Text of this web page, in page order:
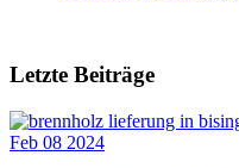
Letzte Beiträge
Feb 08 2024